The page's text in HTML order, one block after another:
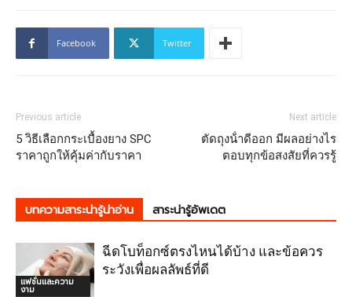
Facebook Twitter
Previous article
5 วิธีเลือกกระเบื้องยาง SPC
ราคาถูกให้คุ้มค่ากับราคา
Next article
ตัดถุงน้ําดีออก มีผลอย่างไร
ตอบทุกข้อสงสัยที่ควรรู้
บทความสาระน่ารู้น่าอ่าน สาระน่ารู้อัพเดต
แฟชั่นและความ
งาม
ฉีดโบท็อกซ์ตรงไหนได้บ้าง และข้อควร
ระวังเพื่อผลลัพธ์ที่ดี